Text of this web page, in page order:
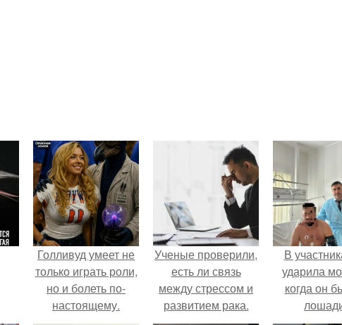
Голливуд умеет не
только играть роли,
но и болеть по-
настоящему.
Ученые проверили,
есть ли связь
между стрессом и
развитием рака.
В
ударила
когда он